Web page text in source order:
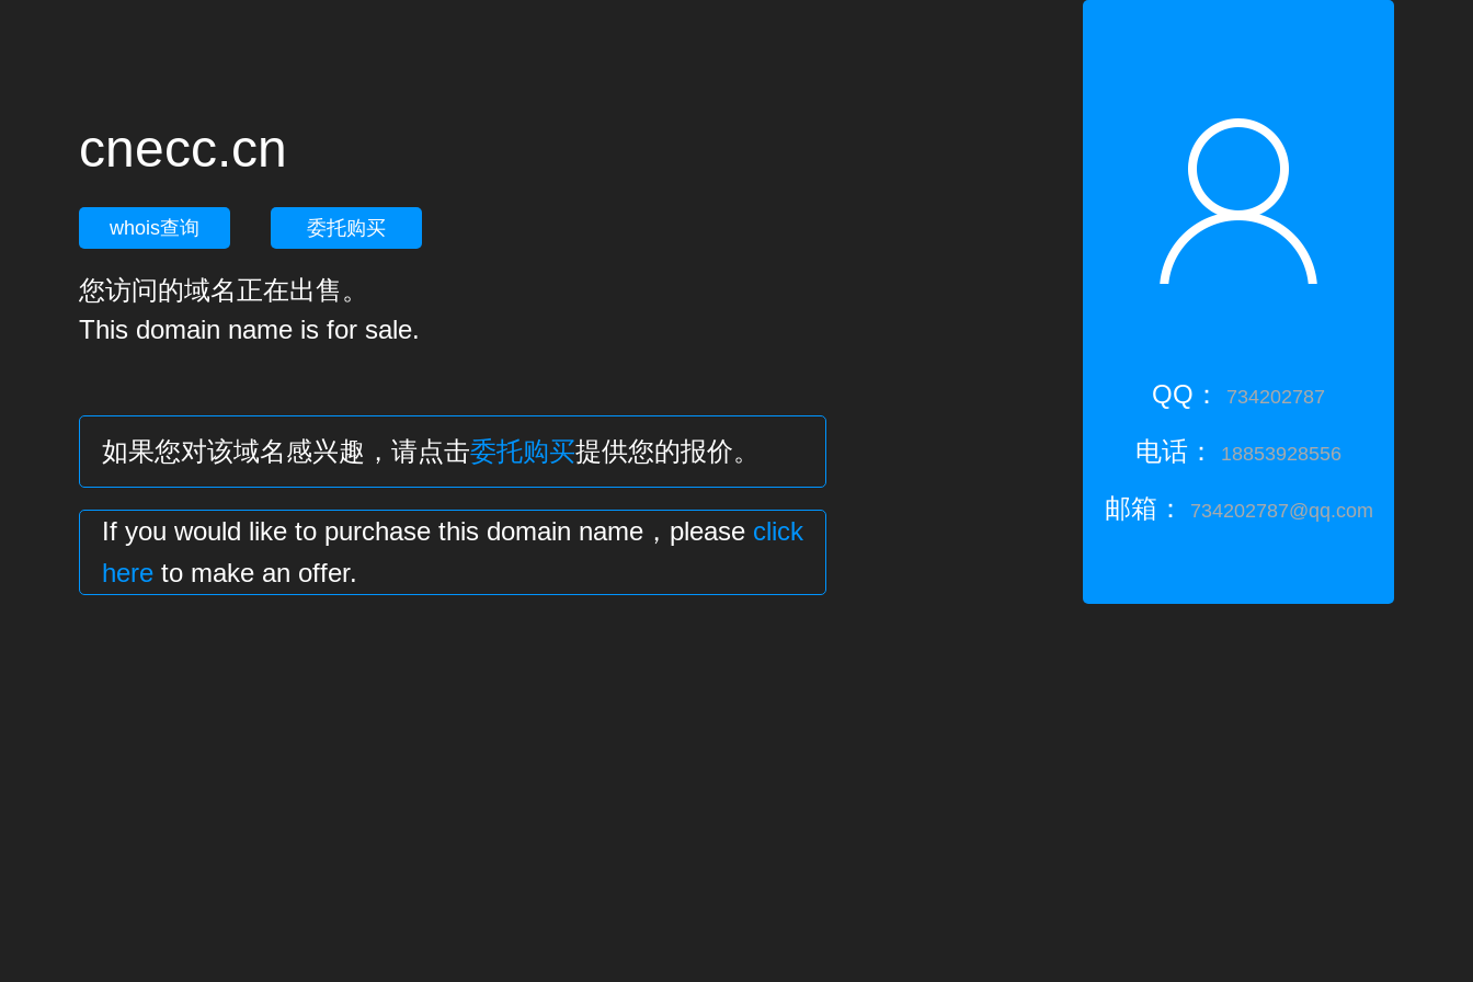
cnecc.cn
whois查询 委托购买
您访问的域名正在出售。
This domain name is for sale.
如果您对该域名感兴趣，请点击委托购买提供您的报价。
If you would like to purchase this domain name，please click
here to make an offer.
QQ： 734202787
电话： 18853928556
邮箱： 734202787@qq.com